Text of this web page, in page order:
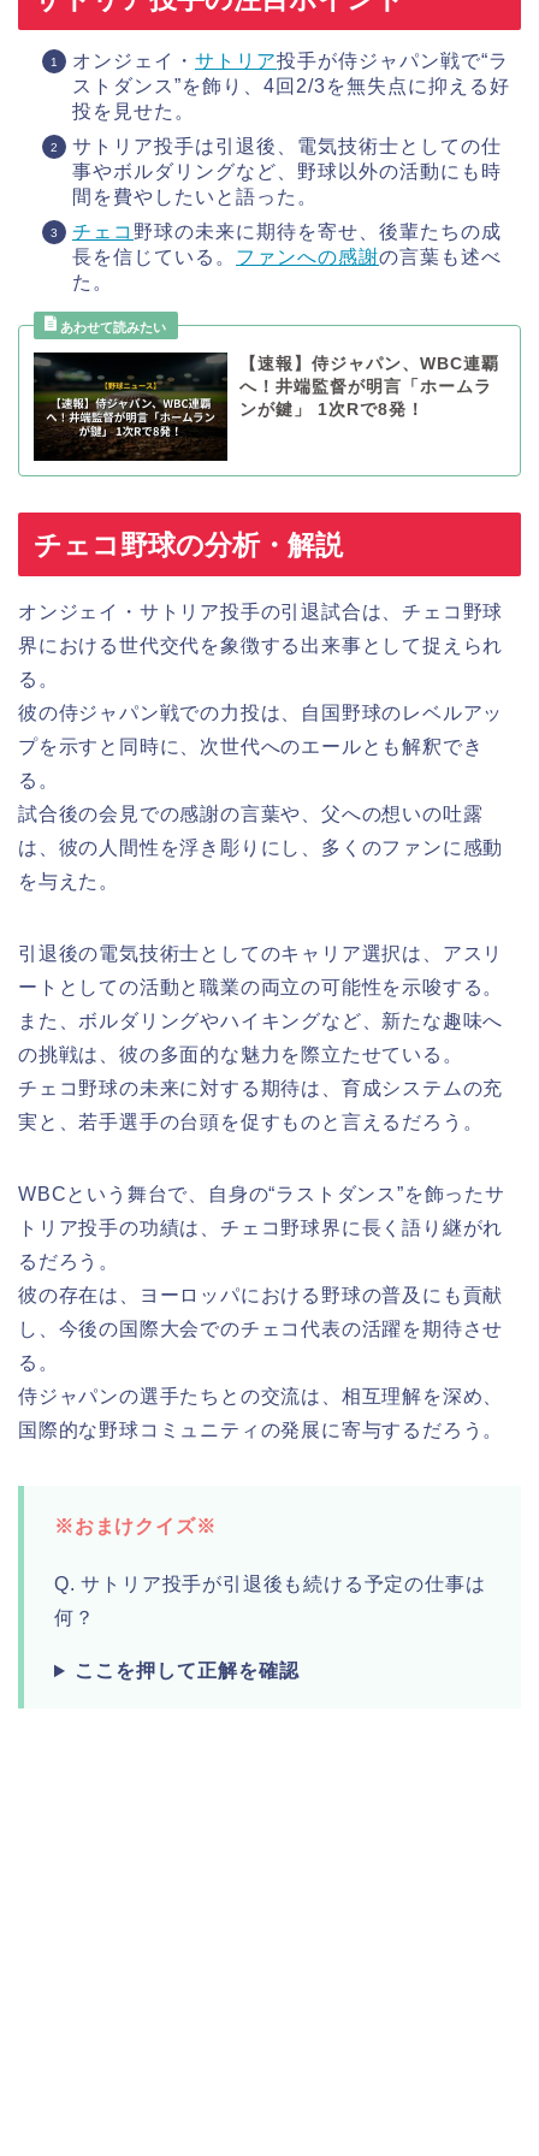
オンジェイ・ サトリア投手が侍ジャパン戦で“ラ
ストダンス”を飾り、4回2/3を無失点に抑える好
投を見せた。
サトリア投手は引退後、電気技術士としての仕
事やボルダリングなど、野球以外の活動にも時
間を費やしたいと語った。
チェコ 野球の未来に期待を寄せ、後輩たちの成
長を信じている。 ファンへの感謝の言葉も述べ
た。
【速報】侍ジャパン、WBC連覇
へ！井端監督が明言「ホームラ
ンが鍵」 1次Rで8発！
チェコ野球の分析・解説
オンジェイ・サトリア投手の引退試合は、チェコ野球
界における世代交代を象徴する出来事として捉えられ
る。
彼の侍ジャパン戦での力投は、自国野球のレベルアッ
プを示すと同時に、次世代へのエールとも解釈でき
る。
試合後の会見での感謝の言葉や、父への想いの吐露
は、彼の人間性を浮き彫りにし、多くのファンに感動
を与えた。
引退後の電気技術士としてのキャリア選択は、アスリ
ートとしての活動と職業の両立の可能性を示唆する。
また、ボルダリングやハイキングなど、新たな趣味へ
の挑戦は、彼の多面的な魅力を際立たせている。
チェコ野球の未来に対する期待は、育成システムの充
実と、若手選手の台頭を促すものと言えるだろう。
WBCという舞台で、自身の“ラストダンス”を飾ったサ
トリア投手の功績は、チェコ野球界に長く語り継がれ
るだろう。
彼の存在は、ヨーロッパにおける野球の普及にも貢献
し、今後の国際大会でのチェコ代表の活躍を期待させ
る。
侍ジャパンの選手たちとの交流は、相互理解を深め、
国際的な野球コミュニティの発展に寄与するだろう。
※おまけクイズ※
Q. サトリア投手が引退後も続ける予定の仕事は
何？
ここを押して正解を確認